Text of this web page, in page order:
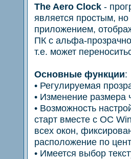
The Aero Clock -
является простым,
приложением,
ПК с альфа-
т.е. может
Основные функции:
• Регулируемая
• Изменение размера
• Возможность
старт вместе с ОС
всех окон,
расположение по
• Имеется выбор